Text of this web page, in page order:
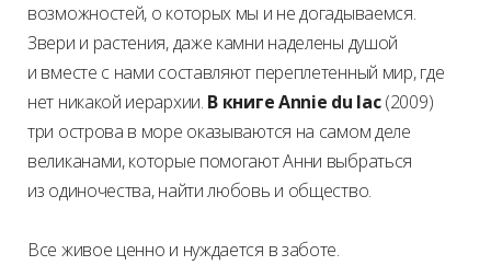
возможностей, о которых мы и не догадываемся.
Звери и растения, даже камни наделены душой
и вместе с нами составляют переплетенный мир, где
нет никакой иерархии. В книге Annie du lac(2009)
три острова в море оказываются на самом деле
великанами, которые помогают Анни выбраться
из одиночества, найти любовь и общество.
Все живое ценно и нуждается в заботе.